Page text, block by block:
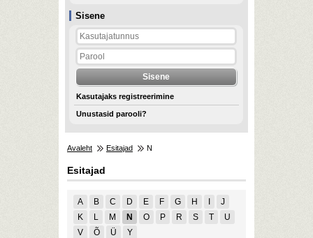
Sisene
Kasutajaks registreerimine
Unustasid parooli?
Avaleht Esitajad N
Esitajad
A B C D E F G H
J
K
L M N O P R S T
U
V
Õ Ü
Y